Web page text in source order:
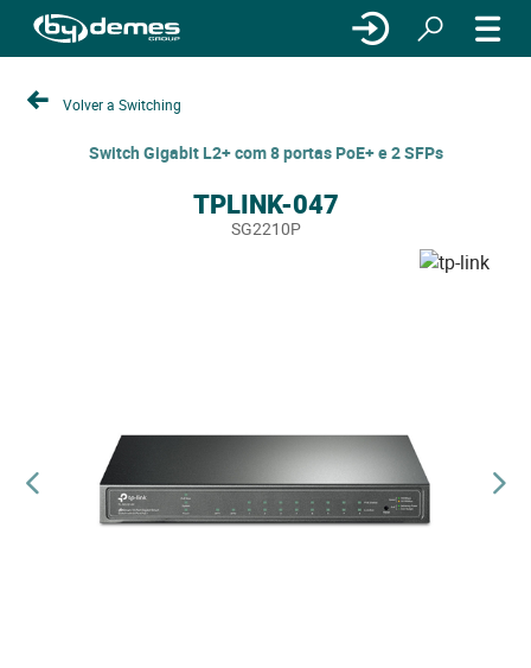
Volver a Switching
Switch Gigabit L2+ com 8 portas PoE+ e 2 SFPs
TPLINK-047
SG2210P